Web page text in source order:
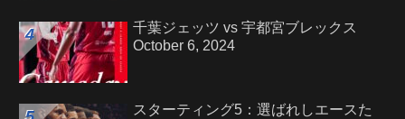
千葉ジェッツ vs 宇都宮ブレックス
October 6, 2024
スターティング5：選ばれしエースた